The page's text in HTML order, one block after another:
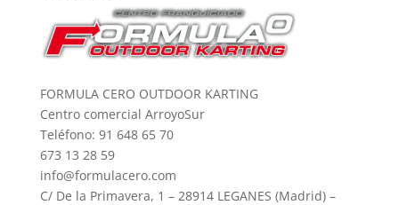
FORMULA CERO OUTDOOR KARTING
Centro comercial ArroyoSur
Teléfono: 91 648 65 70
673 13 28 59
info@formulacero.com
C/ De la Primavera, 1 – 28914 LEGANES (Madrid) –